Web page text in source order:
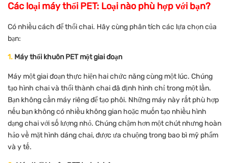
Các loại máy thổi PET: Loại nào phù hợp với bạn?
Có nhiều cách để thổi chai. Hãy cùng phân tích các lựa chọn của
bạn:
1. Máy thổi khuôn PET một giai đoạn
Máy một giai đoạn thực hiện hai chức năng cùng một lúc. Chúng
tạo hình chai và thổi thành chai đã định hình chỉ trong một lần.
Bạn không cần máy riêng để tạo phôi. Những máy này rất phù hợp
nếu bạn không có nhiều không gian hoặc muốn tạo nhiều hình
dạng chai với số lượng nhỏ. Chúng chậm hơn một chút nhưng hoàn
hảo về mặt hình dáng chai, được ưa chuộng trong bao bì mỹ phẩm
và y tế.